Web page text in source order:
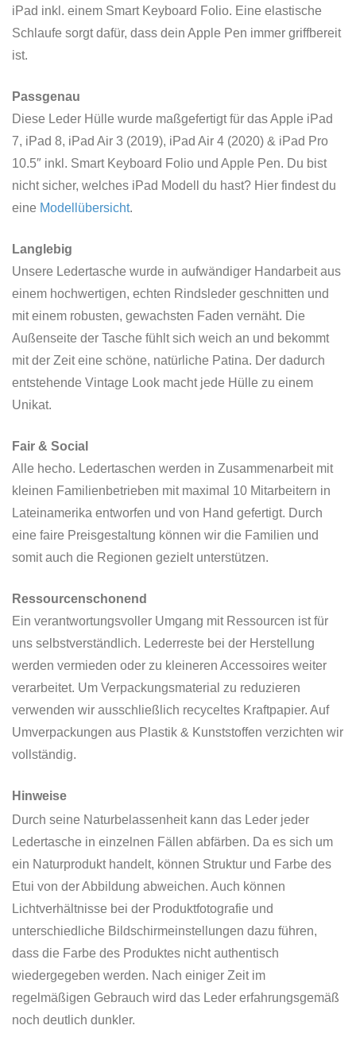
iPad inkl. einem Smart Keyboard Folio. Eine elastische
Schlaufe sorgt dafür, dass dein Apple Pen immer griffbereit
ist.
Passgenau
Diese Leder Hülle wurde maßgefertigt für das Apple iPad
7, iPad 8, iPad Air 3 (2019), iPad Air 4 (2020) & iPad Pro
10.5″ inkl. Smart Keyboard Folio und Apple Pen. Du bist
nicht sicher, welches iPad Modell du hast? Hier findest du
eine Modellübersicht.
Langlebig
Unsere Ledertasche wurde in aufwändiger Handarbeit aus
einem hochwertigen, echten Rindsleder geschnitten und
mit einem robusten, gewachsten Faden vernäht. Die
Außenseite der Tasche fühlt sich weich an und bekommt
mit der Zeit eine schöne, natürliche Patina. Der dadurch
entstehende Vintage Look macht jede Hülle zu einem
Unikat.
Fair & Social
Alle hecho. Ledertaschen werden in Zusammenarbeit mit
kleinen Familienbetrieben mit maximal 10 Mitarbeitern in
Lateinamerika entworfen und von Hand gefertigt. Durch
eine faire Preisgestaltung können wir die Familien und
somit auch die Regionen gezielt unterstützen.
Ressourcenschonend
Ein verantwortungsvoller Umgang mit Ressourcen ist für
uns selbstverständlich. Lederreste bei der Herstellung
werden vermieden oder zu kleineren Accessoires weiter
verarbeitet. Um Verpackungsmaterial zu reduzieren
verwenden wir ausschließlich recyceltes Kraftpapier. Auf
Umverpackungen aus Plastik & Kunststoffen verzichten wir
vollständig.
Hinweise
Durch seine Naturbelassenheit kann das Leder jeder
Ledertasche in einzelnen Fällen abfärben. Da es sich um
ein Naturprodukt handelt, können Struktur und Farbe des
Etui von der Abbildung abweichen. Auch können
Lichtverhältnisse bei der Produktfotografie und
unterschiedliche Bildschirmeinstellungen dazu führen,
dass die Farbe des Produktes nicht authentisch
wiedergegeben werden. Nach einiger Zeit im
regelmäßigen Gebrauch wird das Leder erfahrungsgemäß
noch deutlich dunkler.